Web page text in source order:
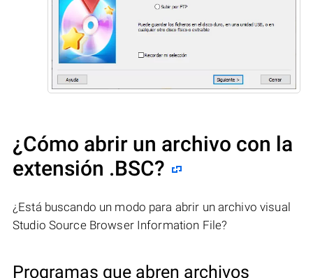
¿Cómo abrir un archivo con la
extensión .BSC?
¿Está buscando un modo para abrir un archivo visual
Studio Source Browser Information File?
Programas que abren archivos